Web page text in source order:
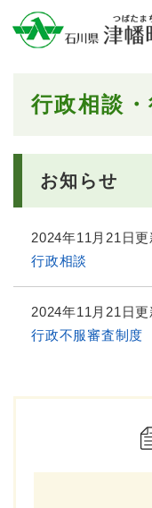
メ
行政相談
お知らせ
2024年11月21日更
行政相談
2024年11月21日更
行政不服審査制度